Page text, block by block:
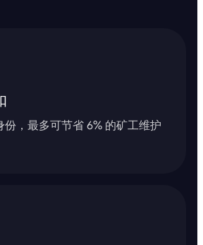
份，最多可节省 6% 的矿工维护